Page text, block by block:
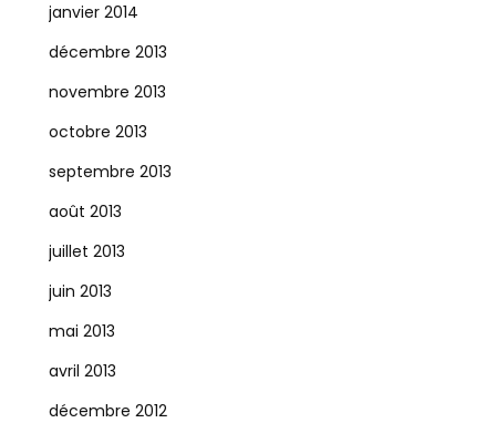
janvier 2014
décembre 2013
novembre 2013
octobre 2013
septembre 2013
août 2013
juillet 2013
juin 2013
mai 2013
avril 2013
décembre 2012